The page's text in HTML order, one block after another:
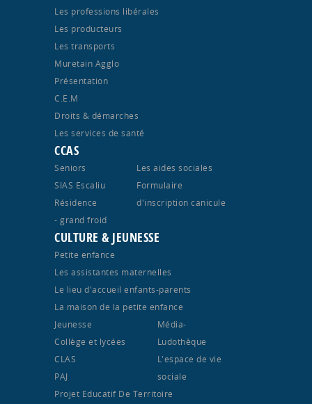
Les professions libérales
Les producteurs
Les transports
Muretain Agglo
Présentation
C.E.M
Droits & démarches
Les services de santé
CCAS
Seniors
SIAS Escaliu
Résidence
Les aides sociales
Formulaire
d'inscription canicule
- grand froid
CULTURE & JEUNESSE
Petite enfance
Les assistantes maternelles
Le lieu d'accueil enfants-parents
La maison de la petite enfance
Jeunesse
Collège et lycées
CLAS
PAJ
Média-
Ludothèque
Projet Educatif De Territoire
L'espace de vie
sociale